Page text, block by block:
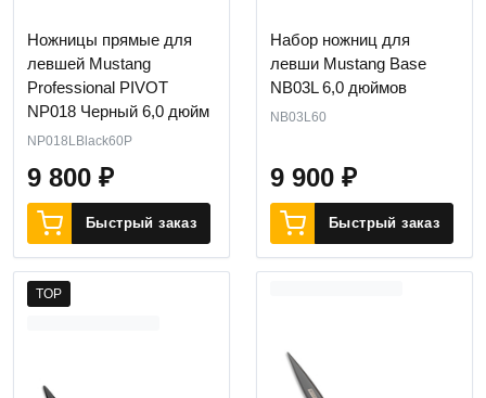
Ножницы прямые для
левшей Mustang
Professional PIVOT
NP018 Черный 6,0 дюйм
NP018LBlack60P
9 800 ₽
Быстрый заказ
Набор ножниц для
левши Mustang Base
NB03L 6,0 дюймов
NB03L60
9 900 ₽
Быстрый заказ
TOP